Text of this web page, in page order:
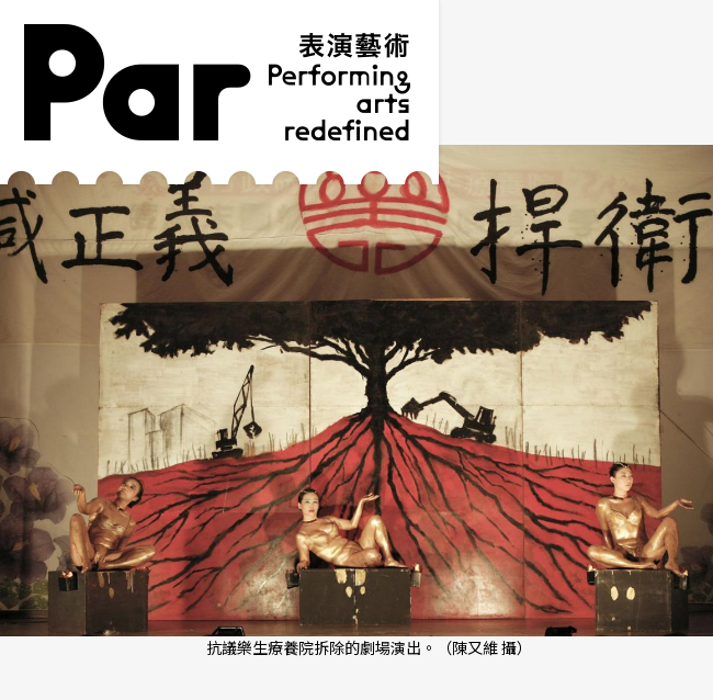
跳到主要內容區塊
網站導覽
抗議樂生療養院拆除的劇場演出。（陳又維 攝）